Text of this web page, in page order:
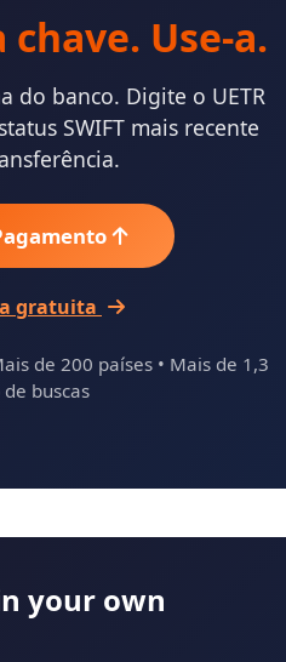
chave. Use-a.
do banco. Digite o UETR
SWIFT mais recente
gratuita
de 200 países • Mais de 1,3
buscas
your own